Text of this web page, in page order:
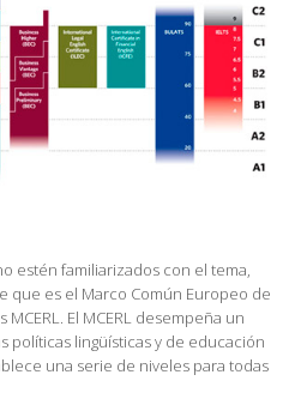
estén familiarizados con el tema,
que es el Marco Común Europeo de
El MCERL desempeña un
políticas lingüísticas y de educación
una serie de niveles para todas